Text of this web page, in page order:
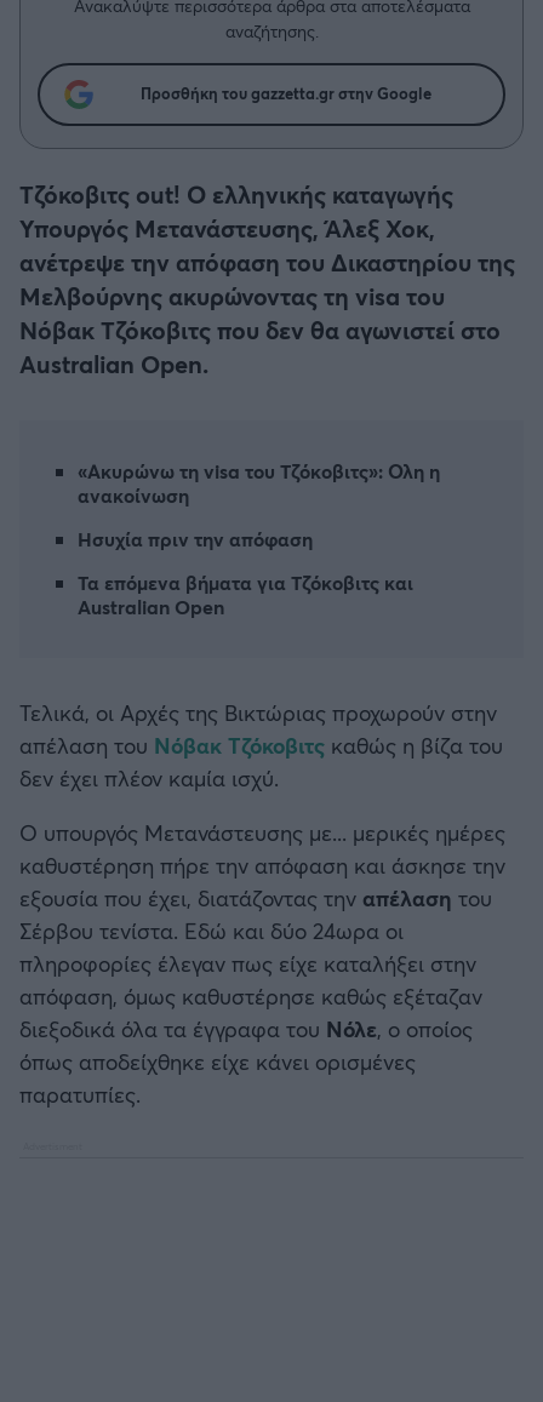
Δημήτρης Τσορμπατζόγλου
Λεβαδειακός
Βόλος
Ατρόμητος Αθηνών
Κηφισιά
Παναιτωλικός
Ρεάλ Μαδρίτης
Ατλέτικο Μαδρίτης
Μάντσεστερ Γιουνάιτεντ
Μάντσεστερ Σίτι
Λίβερπουλ
Τσέλσι
Συνεντεύξεις
Μια Ιστορία από την Πόλη
Ανακαλύψτε περισσότερα άρθρα στα αποτελέσματα
αναζήτησης.
Προσθήκη του gazzetta.gr στην Google
Τζόκοβιτς out! Ο ελληνικής καταγωγής
Υπουργός Μετανάστευσης, Άλεξ Χοκ,
ανέτρεψε την απόφαση του Δικαστηρίου της
Μελβούρνης ακυρώνοντας τη visa του
Νόβακ Τζόκοβιτς που δεν θα αγωνιστεί στο
Australian Open.
«Ακυρώνω τη visa του Τζόκοβιτς»: Ολη η
ανακοίνωση
Ησυχία πριν την απόφαση
Τα επόμενα βήματα για Τζόκοβιτς και
Australian Open
Τελικά, οι Αρχές της Βικτώριας προχωρούν στην
απέλαση του Νόβακ Τζόκοβιτς καθώς η βίζα του
δεν έχει πλέον καμία ισχύ.
Ο υπουργός Μετανάστευσης με... μερικές ημέρες
καθυστέρηση πήρε την απόφαση και άσκησε την
εξουσία που έχει, διατάζοντας την απέλαση του
Σέρβου τενίστα. Εδώ και δύο 24ωρα οι
πληροφορίες έλεγαν πως είχε καταλήξει στην
απόφαση, όμως καθυστέρησε καθώς εξέταζαν
διεξοδικά όλα τα έγγραφα του Νόλε, ο οποίος
όπως αποδείχθηκε είχε κάνει ορισμένες
παρατυπίες.